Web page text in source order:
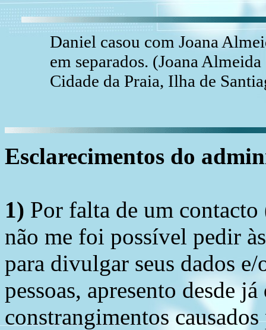
Daniel casou com Joana
em separados. (Joana
Cidade da Praia, Ilha de
Esclarecimentos do
1) Por falta de um
não me foi possível pedir
para divulgar seus dados
pessoas, apresento desde
constrangimentos